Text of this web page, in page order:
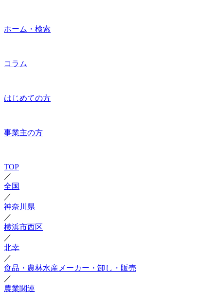
ホーム・検索
コラム
はじめての方
事業主の方
TOP
／
全国
／
神奈川県
／
横浜市西区
／
北幸
／
食品・農林水産メーカー・卸し・販売
／
農業関連